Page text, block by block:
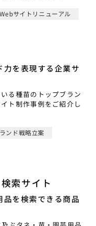
Webサイトリニューアル
力を表現する企業サ
る種苗のトップブラン
ト制作事例をご紹介し
ンド戦略立案
索サイト
を検索できる商品